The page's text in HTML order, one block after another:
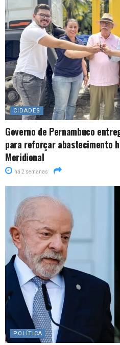
CIDADES
Governo de Pernambuco
para reforçar abastecimento
Meridional
há 2 semanas
POLÍTICA